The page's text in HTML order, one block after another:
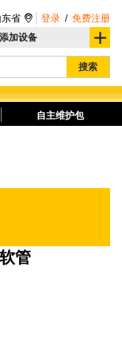
添加设备
搜索
东省 登录 / 免费注册
自主维护包
管